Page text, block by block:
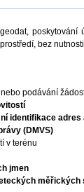
poskytování
bez
podávání
identifikace
(DMVS)
v terénu
jmen
měřických